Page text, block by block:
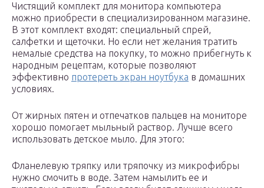
Чистящий комплект для монитора компьютера
можно приобрести в специализированном магазине.
В этот комплект входят: специальный спрей,
салфетки и щеточки. Но если нет желания тратить
немалые средства на покупку, то можно прибегнуть к
народным рецептам, которые позволяют
эффективно протереть экран ноутбука в домашних
условиях.
От жирных пятен и отпечатков пальцев на мониторе
хорошо помогает мыльный раствор. Лучше всего
использовать детское мыло. Для этого:
Фланелевую тряпку или тряпочку из микрофибры
нужно смочить в воде. Затем намылить ее и